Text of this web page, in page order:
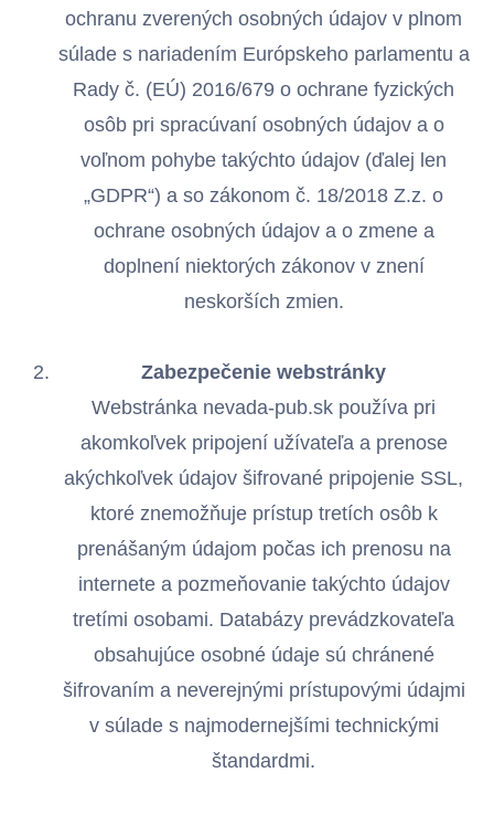
ochranu zverených osobných údajov v plnom
súlade s nariadením Európskeho parlamentu a
Rady č. (EÚ) 2016/679 o ochrane fyzických
osôb pri spracúvaní osobných údajov a o
voľnom pohybe takýchto údajov (ďalej len
„GDPR“) a so zákonom č. 18/2018 Z.z. o
ochrane osobných údajov a o zmene a
doplnení niektorých zákonov v znení
neskorších zmien.
Zabezpečenie webstránky
Webstránka nevada-pub.sk používa pri
akomkoľvek pripojení užívateľa a prenose
akýchkoľvek údajov šifrované pripojenie SSL,
ktoré znemožňuje prístup tretích osôb k
prenášaným údajom počas ich prenosu na
internete a pozmeňovanie takýchto údajov
tretími osobami. Databázy prevádzkovateľa
obsahujúce osobné údaje sú chránené
šifrovaním a neverejnými prístupovými údajmi
v súlade s najmodernejšími technickými
štandardmi.